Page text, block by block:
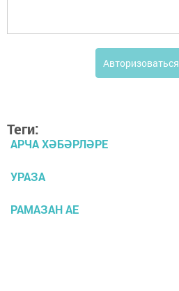
Авторизоваться
Теги:
АРЧА ХӘБӘРЛӘРЕ
УРАЗА
РАМАЗАН АЕ